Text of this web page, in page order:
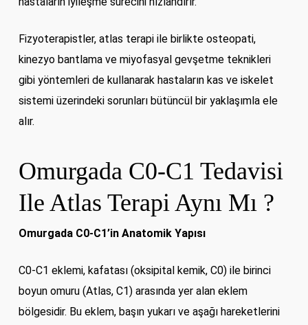
Fizyoterapistler, atlas terapi ile birlikte osteopati,
kinezyo bantlama ve miyofasyal gevşetme teknikleri
gibi yöntemleri de kullanarak hastaların kas ve iskelet
sistemi üzerindeki sorunları bütüncül bir yaklaşımla ele
alır.
Omurgada C0-C1 Tedavisi
Ile Atlas Terapi Aynı Mı ?
Omurgada C0-C1’in Anatomik Yapısı
C0-C1 eklemi, kafatası (oksipital kemik, C0) ile birinci
boyun omuru (Atlas, C1) arasında yer alan eklem
bölgesidir. Bu eklem, başın yukarı ve aşağı hareketlerini